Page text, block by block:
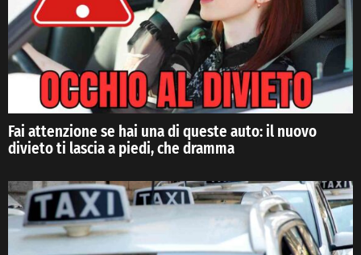
Fai attenzione se hai una di queste auto: il nuovo
divieto ti lascia a piedi, che dramma